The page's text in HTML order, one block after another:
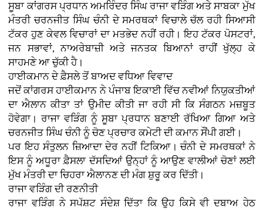
ਸੂਬਾ ਕਾਂਗਰਸ ਪ੍ਰਧਾਨ ਅਮਰਿੰਦਰ ਸਿੰਘ ਰਾਜਾ ਵੜਿੰਗ ਅਤੇ ਸਾਬਕਾ ਮੁੱਖ
ਮੰਤਰੀ ਚਰਨਜੀਤ ਸਿੰਘ ਚੰਨੀ ਦੇ ਸਮਰਥਕਾਂ ਵਿਚਾਲੇ ਚੱਲ ਰਹੀ ਸਿਆਸੀ
ਟੱਕਰ ਹੁਣ ਕੇਵਲ ਵਿਚਾਰਾਂ ਦਾ ਮਤਭੇਦ ਨਹੀਂ ਰਹੀ। ਇਹ ਟੱਕਰ ਪੋਸਟਰਾਂ,
ਜਨ ਸਭਾਵਾਂ, ਨਾਅਰੇਬਾਜ਼ੀ ਅਤੇ ਜਨਤਕ ਬਿਆਨਾਂ ਰਾਹੀਂ ਖੁੱਲ੍ਹ ਕੇ
ਸਾਹਮਣੇ ਆ ਚੁੱਕੀ ਹੈ।
ਹਾਈਕਮਾਨ ਦੇ ਫ਼ੈਸਲੇ ਤੋਂ ਬਾਅਦ ਵਧਿਆ ਵਿਵਾਦ
ਜਦੋਂ ਕਾਂਗਰਸ ਹਾਈਕਮਾਨ ਨੇ ਪੰਜਾਬ ਇਕਾਈ ਵਿੱਚ ਨਵੀਆਂ ਨਿਯੁਕਤੀਆਂ
ਦਾ ਐਲਾਨ ਕੀਤਾ ਤਾਂ ਉਮੀਦ ਕੀਤੀ ਜਾ ਰਹੀ ਸੀ ਕਿ ਸੰਗਠਨ ਮਜ਼ਬੂਤ
ਹੋਵੇਗਾ। ਰਾਜਾ ਵੜਿੰਗ ਨੂੰ ਸੂਬਾ ਪ੍ਰਧਾਨ ਬਣਾਈ ਰੱਖਿਆ ਗਿਆ ਅਤੇ
ਚਰਨਜੀਤ ਸਿੰਘ ਚੰਨੀ ਨੂੰ ਚੋਣ ਪ੍ਰਚਾਰ ਕਮੇਟੀ ਦੀ ਕਮਾਨ ਸੌਂਪੀ ਗਈ।
ਪਰ ਇਹ ਸੰਤੁਲਨ ਜ਼ਿਆਦਾ ਦੇਰ ਨਹੀਂ ਟਿਕਿਆ। ਚੰਨੀ ਦੇ ਸਮਰਥਕਾਂ ਨੇ
ਇਸ ਨੂੰ ਅਧੂਰਾ ਫ਼ੈਸਲਾ ਦੱਸਦਿਆਂ ਉਨ੍ਹਾਂ ਨੂੰ ਆਉਣ ਵਾਲੀਆਂ ਚੋਣਾਂ ਲਈ
ਮੁੱਖ ਮੰਤਰੀ ਦਾ ਚਿਹਰਾ ਐਲਾਨਣ ਦੀ ਮੰਗ ਸ਼ੁਰੂ ਕਰ ਦਿੱਤੀ।
ਰਾਜਾ ਵੜਿੰਗ ਦੀ ਰਣਨੀਤੀ
ਰਾਜਾ ਵੜਿੰਗ ਨੇ ਸਪੱਸ਼ਟ ਸੰਦੇਸ਼ ਦਿੱਤਾ ਕਿ ਉਹ ਕਿਸੇ ਵੀ ਦਬਾਅ ਹੇਠ